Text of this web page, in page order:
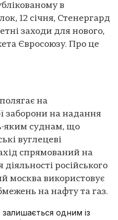
в
12 січня, Стенергард
заходи для нового,
Євросоюзу. Про це
на
заборони на надання
яким суднам, що
вуглецеві
спрямований на
російського
москва використовує
на нафту та газ.
одним із